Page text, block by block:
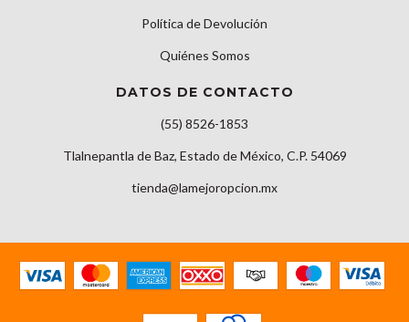
Política de Devolución
Quiénes Somos
DATOS DE CONTACTO
(55) 8526-1853
Tlalnepantla de Baz, Estado de México, C.P. 54069
tienda@lamejoropcion.mx